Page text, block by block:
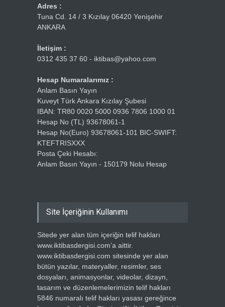
Adres :
Tuna Cd. 14 / 3 Kızılay 06420 Yenişehir
ANKARA
İletişim :
0312 435 37 60 - iktibas@yahoo.com
Hesap Numaralarımız :
Anlam Basın Yayın
Kuveyt Türk Ankara Kızılay Şubesi
IBAN: TR80 0020 5000 0936 7806 1000 01
Hesap No (TL) 93678061-1
Hesap No(Euro) 93678061-101 BIC-SWIFT:
KTEFTRISXXX
Posta Çeki Hesabı:
Anlam Basın Yayın - 150179 Nolu Hesap
Site İçeriğinin Kullanımı
Sitede yer alan tüm içeriğin telif hakları
www.iktibasdergisi.com’a aittir.
www.iktibasdergisi.com sitesinde yer alan
bütün yazılar, materyaller, resimler, ses
dosyaları, animasyonlar, videolar, dizayn,
tasarım ve düzenlemelerimizin telif hakları
5846 numaralı telif hakları yasası gereğince